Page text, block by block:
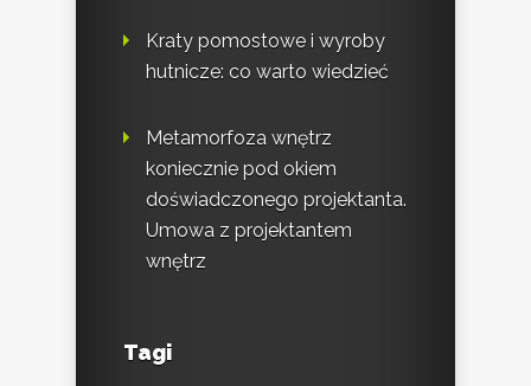
Kraty pomostowe i wyroby
hutnicze: co warto wiedzieć
Metamorfoza wnętrz
koniecznie pod okiem
doświadczonego projektanta.
Umowa z projektantem
wnętrz
Tagi